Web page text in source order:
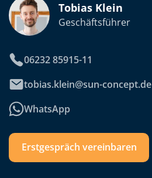
Tobias Klein
Geschäftsführer
06232 85915-11
tobias.klein@sun-concept.de
WhatsApp
Erstgespräch vereinbaren